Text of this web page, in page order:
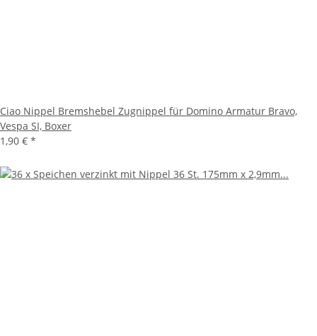
Ciao Nippel Bremshebel Zugnippel für Domino Armatur Bravo,
Vespa SI, Boxer
1,90 € *